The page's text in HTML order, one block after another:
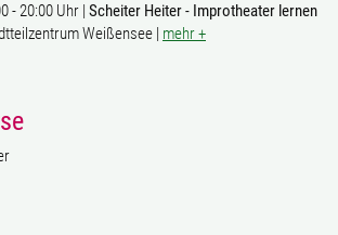
- 20:00 Uhr | Scheiter Heiter - Improtheater lernen
Weißensee | mehr +